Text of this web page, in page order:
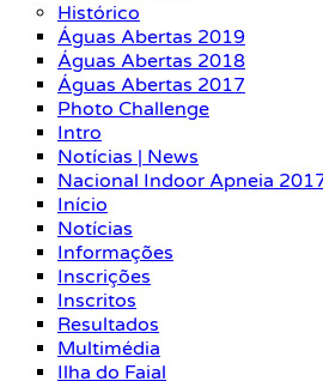
Histórico
Águas Abertas 2019
Águas Abertas 2018
Águas Abertas 2017
Photo Challenge
Intro
Notícias | News
Nacional Indoor Apneia
Início
Notícias
Informações
Inscrições
Inscritos
Resultados
Multimédia
Ilha do Faial